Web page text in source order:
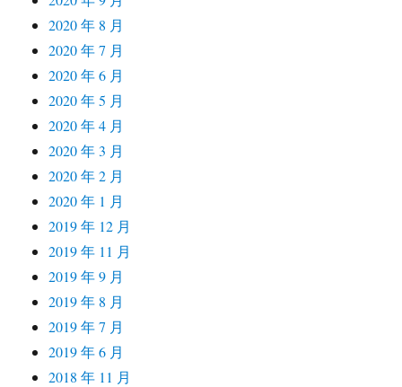
2020 年 8 月
2020 年 7 月
2020 年 6 月
2020 年 5 月
2020 年 4 月
2020 年 3 月
2020 年 2 月
2020 年 1 月
2019 年 12 月
2019 年 11 月
2019 年 9 月
2019 年 8 月
2019 年 7 月
2019 年 6 月
2018 年 11 月